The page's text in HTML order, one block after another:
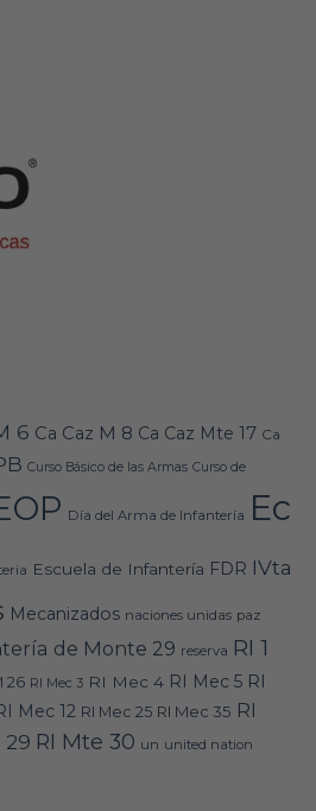
6 Ca Caz M 8 Ca Caz Mte 17 Ca
Curso Básico de las Armas Curso de
Día del Arma de Infantería Ec
Escuela de Infantería FDR IVta
Mecanizados naciones unidas paz
de Monte 29 reserva RI 1
26 RI Mec 3 RI Mec 4 RI Mec 5 RI
Mec 12 RI Mec 25 RI Mec 35 RI
29 RI Mte 30 un united nation